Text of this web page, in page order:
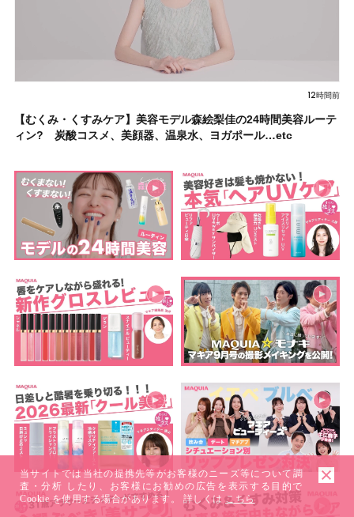
12時間前
【むくみ・くすみケア】美容モデル森絵梨佳の24時間美容ルーテ
ィン? 炭酸コスメ、美顔器、温泉水、ヨガポール…etc
当サイトでは当社の提携先等がお客様のニーズ等について調
査・分析 したり、お客様にお勧めの広告を表示する目的で
Cookie を使用する場合があります。 詳しくは こちら